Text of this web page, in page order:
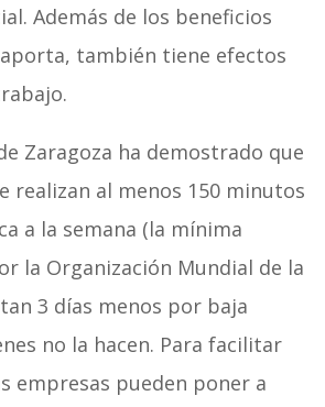
Además de los beneficios
también tiene efectos
Zaragoza ha demostrado que
realizan al menos 150 minutos
a la semana (la mínima
la Organización Mundial de la
3 días menos por baja
no la hacen. Para facilitar
empresas pueden poner a